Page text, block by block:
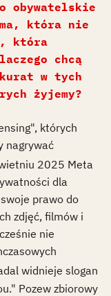
obywatelskie
która nie
która
chcą
w tych
żyjemy?
których
nagrywać
2025 Meta
dla
prawo do
zdjęć, filmów i
nie
widnieje slogan
Pozew zbiorowy